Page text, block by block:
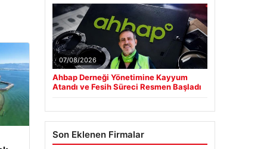
07/08/2026
Ahbap Derneği Yönetimine Kayyum
Atandı ve Fesih Süreci Resmen Başladı
Son Eklenen Firmalar